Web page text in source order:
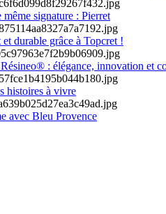
signature : Pierret
durable grâce à Topcret !
: élégance, innovation et
histoires à vivre
avec Bleu Provence